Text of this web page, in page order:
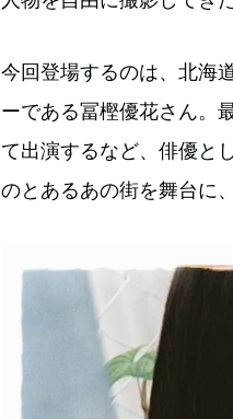
今回登場するのは、北海
ーである冨樫優花さん。
て出演するなど、俳優と
のとあるあの街を舞台に